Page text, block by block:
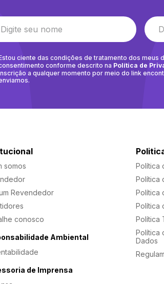
ciente das condições de tratamento dos meus
conforme descrito na Política de
a qualquer momento por meio do link
somos
Revendedor
conosco
Ambiental
de Imprensa
Política
Política
Política
Política
Política
Política
Dados